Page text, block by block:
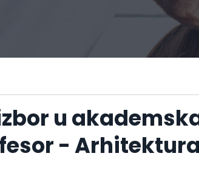
izbor u
-